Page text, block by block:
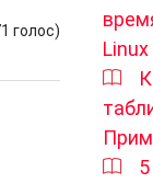
голос)
Linux